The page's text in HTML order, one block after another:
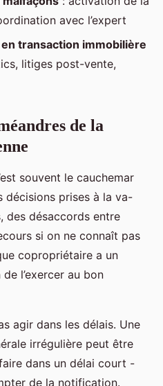
avec l’expert
transaction immobilière
litiges post-vente,
de la
souvent le cauchemar
décisions prises à la va-
des désaccords entre
si on ne connaît pas
copropriétaire a un
l’exercer au bon
agir dans les délais. Une
irrégulière peut être
dans un délai court -
de la notification.